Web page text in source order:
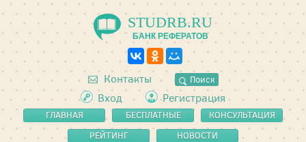
STUDRB.RU
БАНК РЕФЕРАТОВ
Контакты Поиск
Вход Регистрация
ГЛАВНАЯ
БЕСПЛАТНЫЕ
РЕФЕРАТЫ
КОНСУЛЬТАЦИЯ
РЕЙТИНГ
НОВОСТИ